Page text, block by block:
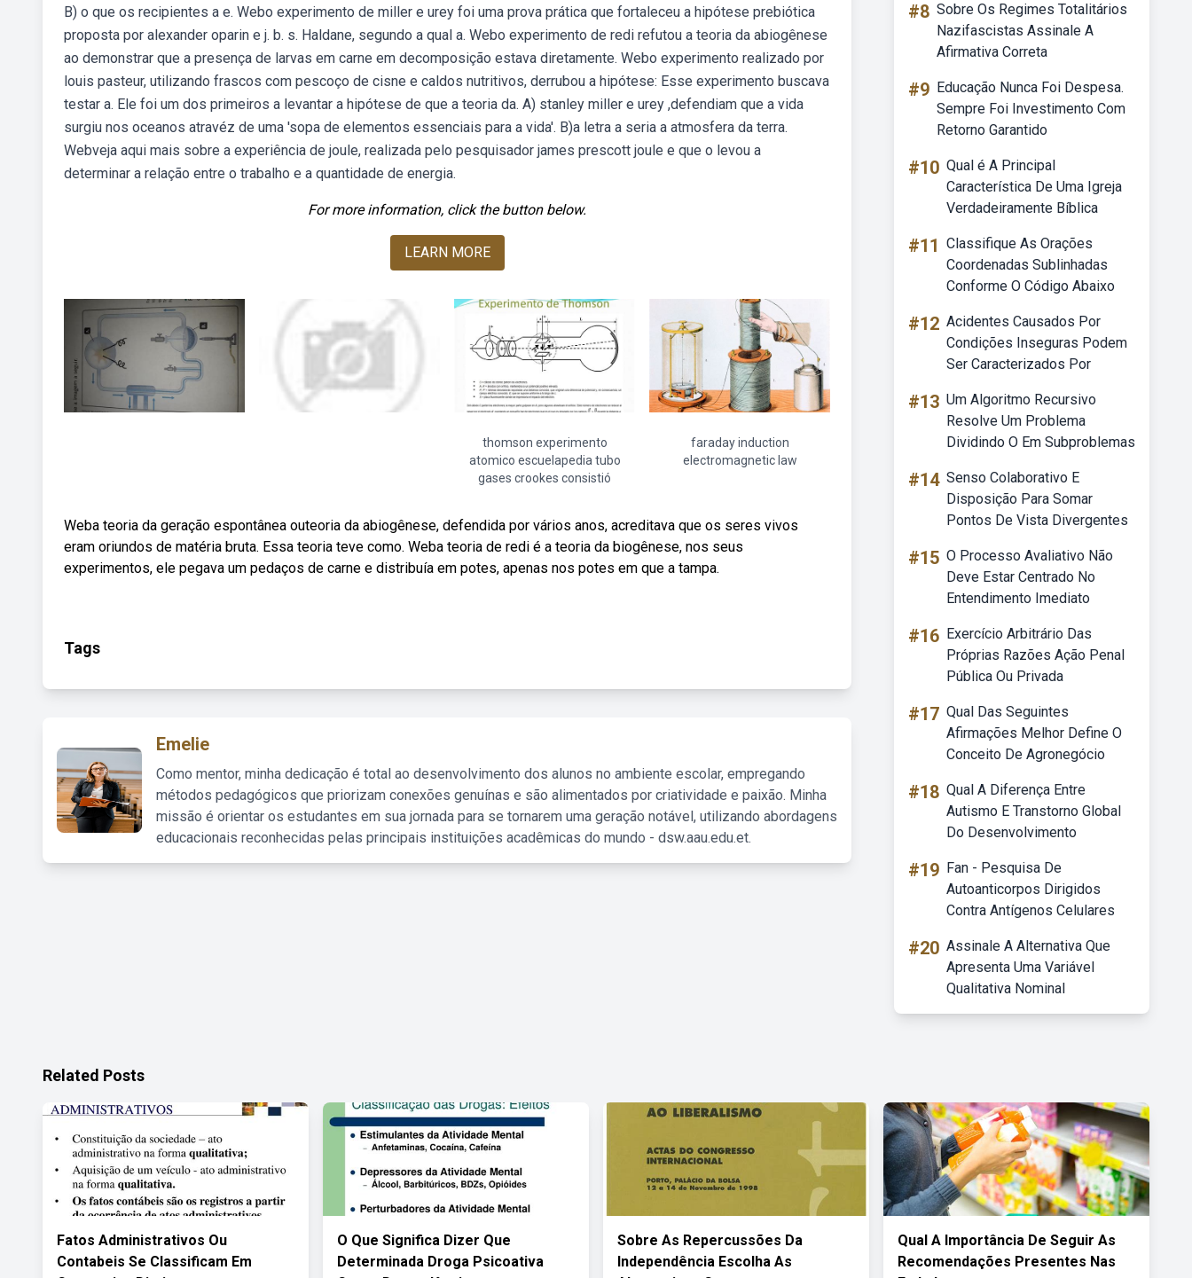
B) o que os recipientes a e. Webo experimento de miller e urey foi uma prova prática que fortaleceu a hipótese prebiótica
proposta por alexander oparin e j. b. s. Haldane, segundo a qual a. Webo experimento de redi refutou a teoria da abiogênese
ao demonstrar que a presença de larvas em carne em decomposição estava diretamente. Webo experimento realizado por
louis pasteur, utilizando frascos com pescoço de cisne e caldos nutritivos, derrubou a hipótese: Esse experimento buscava
testar a. Ele foi um dos primeiros a levantar a hipótese de que a teoria da. A) stanley miller e urey ,defendiam que a vida
surgiu nos oceanos atravéz de uma 'sopa de elementos essenciais para a vida'. B)a letra a seria a atmosfera da terra.
Webveja aqui mais sobre a experiência de joule, realizada pelo pesquisador james prescott joule e que o levou a
determinar a relação entre o trabalho e a quantidade de energia.
For more information, click the button below.
LEARN MORE
thomson experimento
atomico escuelapedia tubo
gases crookes consistió
faraday induction
electromagnetic law
Weba teoria da geração espontânea outeoria da abiogênese, defendida por vários anos, acreditava que os seres vivos
eram oriundos de matéria bruta. Essa teoria teve como. Weba teoria de redi é a teoria da biogênese, nos seus
experimentos, ele pegava um pedaços de carne e distribuía em potes, apenas nos potes em que a tampa.
Tags
Emelie
Como mentor, minha dedicação é total ao desenvolvimento dos alunos no ambiente escolar, empregando
métodos pedagógicos que priorizam conexões genuínas e são alimentados por criatividade e paixão. Minha
missão é orientar os estudantes em sua jornada para se tornarem uma geração notável, utilizando abordagens
educacionais reconhecidas pelas principais instituições acadêmicas do mundo - dsw.aau.edu.et.
#8 Sobre Os Regimes Totalitários
Nazifascistas Assinale A
Afirmativa Correta
#9 Educação Nunca Foi Despesa.
Sempre Foi Investimento Com
Retorno Garantido
#10 Qual é A Principal
Característica De Uma Igreja
Verdadeiramente Bíblica
#11 Classifique As Orações
Coordenadas Sublinhadas
Conforme O Código Abaixo
#12 Acidentes Causados Por
Condições Inseguras Podem
Ser Caracterizados Por
#13 Um Algoritmo Recursivo
Resolve Um Problema
Dividindo O Em Subproblemas
#14 Senso Colaborativo E
Disposição Para Somar
Pontos De Vista Divergentes
#15 O Processo Avaliativo Não
Deve Estar Centrado No
Entendimento Imediato
#16 Exercício Arbitrário Das
Próprias Razões Ação Penal
Pública Ou Privada
#17 Qual Das Seguintes
Afirmações Melhor Define O
Conceito De Agronegócio
#18 Qual A Diferença Entre
Autismo E Transtorno Global
Do Desenvolvimento
#19 Fan - Pesquisa De
Autoanticorpos Dirigidos
Contra Antígenos Celulares
#20 Assinale A Alternativa Que
Apresenta Uma Variável
Qualitativa Nominal
Related Posts
Fatos Administrativos Ou
Contabeis Se Classificam Em
O Que Significa Dizer Que
Determinada Droga Psicoativa
Sobre As Repercussões Da
Independência Escolha As
Qual A Importância De Seguir As
Recomendações Presentes Nas